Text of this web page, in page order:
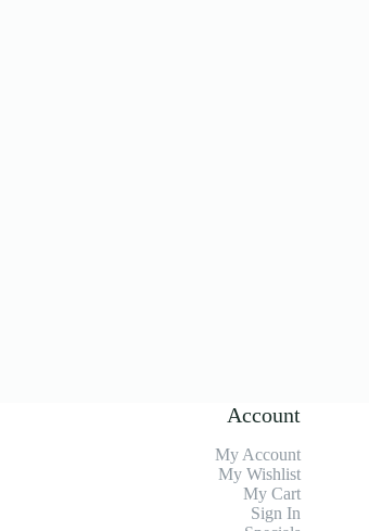
Account
My Account
My Wishlist
My Cart
Sign In